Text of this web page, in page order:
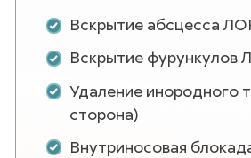
Вскрытие абсцесса
Вскрытие фурункулов
Удаление инородного
сторона)
Внутриносовая